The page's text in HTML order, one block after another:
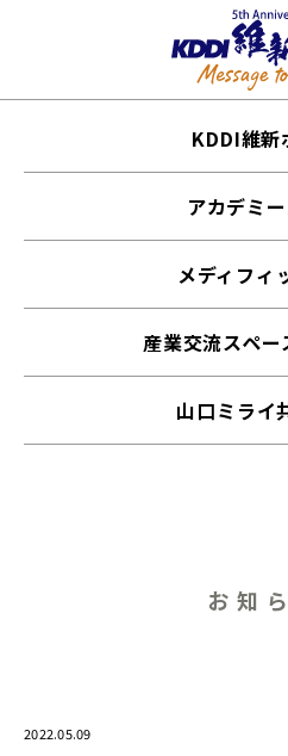
KDDI維新
アカデミ
メディフィ
産業交流スペ
山口ミライ
お知
2022.05.09